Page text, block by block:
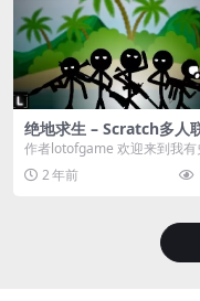
绝地求生 – Scratch多人
游戏
作者lotofgame 欢迎来到我有
来最好的游戏 创建您自己的角
与其他玩...
2 年前